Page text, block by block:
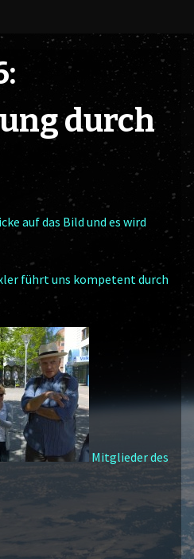
durch
auf das Bild und es wird
führt uns kompetent durch
Mitglieder des